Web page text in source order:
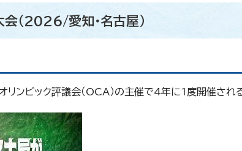
（2026/愛知・名古屋）
オリンピック評議会（OCA）の主催で4年に1度開催され